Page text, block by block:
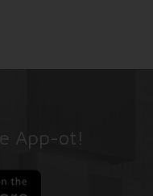
App-ot!